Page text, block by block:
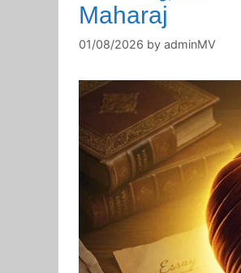
Maharaj
01/08/2026 by adminMV